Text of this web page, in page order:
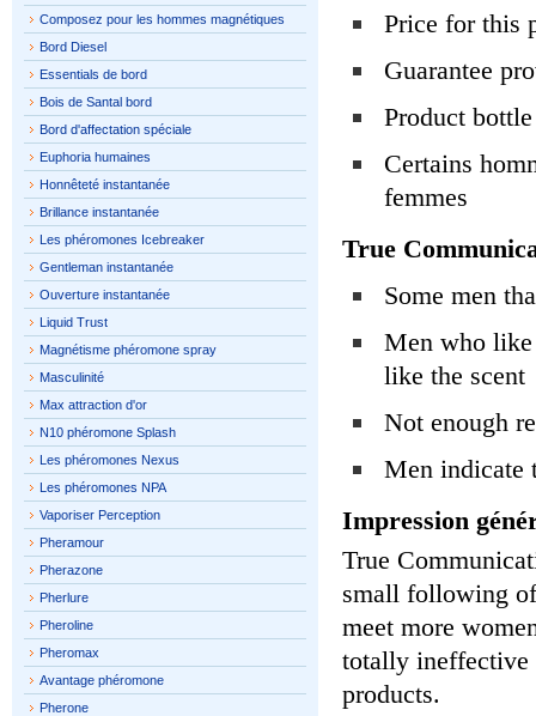
Price for this
Guarantee
Product
Certains
femmes
True
Some men
Men who like
like the scent
Not enough
Men indicate
Impression
True
small following
meet more
totally ineffective
products.
Composez pour les hommes magnétiques
Bord Diesel
Essentials de bord
Bois de Santal bord
Bord d'affectation spéciale
Euphoria humaines
Honnêteté instantanée
Brillance instantanée
Les phéromones Icebreaker
Gentleman instantanée
Ouverture instantanée
Liquid Trust
Magnétisme phéromone spray
Masculinité
Max attraction d'or
N10 phéromone Splash
Les phéromones Nexus
Les phéromones NPA
Vaporiser Perception
Pheramour
Pherazone
Pherlure
Pheroline
Pheromax
Avantage phéromone
Pherone